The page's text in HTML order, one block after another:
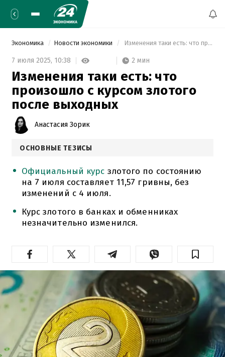
Экономика Новости экономики Изменения таки есть: что произошло с курсом злотого после выходных
7 июля 2025, 10:38 2 мин
Изменения таки есть: что
произошло с курсом злотого
после выходных
Анастасия Зорик
ОСНОВНЫЕ ТЕЗИСЫ
Официальный курс злотого по состоянию
на 7 июля составляет 11,57 гривны, без
изменений с 4 июля.
Курс злотого в банках и обменниках
незначительно изменился.